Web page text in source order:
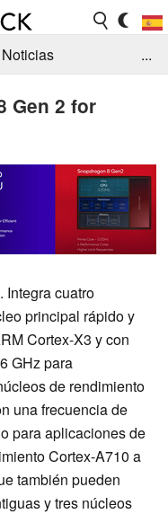
Noticias
...
Gen 2 for
Integra cuatro
principal rápido y
Cortex-X3 y con
GHz para
de rendimiento
una frecuencia de
para aplicaciones de
Cortex-A710 a
también pueden
y tres núcleos